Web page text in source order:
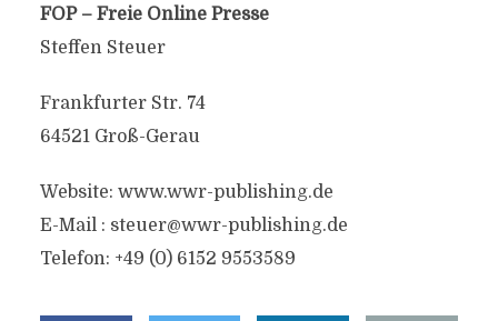
FOP – Freie Online Presse
Steffen Steuer
Frankfurter Str. 74
64521 Groß-Gerau
Website: www.wwr-publishing.de
E-Mail : steuer@wwr-publishing.de
Telefon: +49 (0) 6152 9553589